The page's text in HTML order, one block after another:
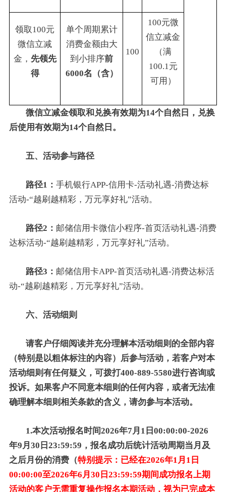
领取100元
微信立减
金， 先领先
得
单个周期累计
消费金额由大
到小排序前
6000名（含）
100
100元微
信立减金
（满
100.1元
可用）
微信立减金领取和兑换有效期为14个自然日，兑换
后使用有效期为14个自然日。
五、活动参与路径
路径1：手机银行APP-信用卡-活动礼遇-消费达标
活动-“越刷越精彩，万元享好礼”活动。
路径2： 邮储信用卡微信小程序-首页活动礼遇-消费
达标活动-“越刷越精彩，万元享好礼”活动。
路径3： 邮储信用卡APP-首页活动礼遇-消费达标活
动-“越刷越精彩，万元享好礼”活动。
六、活动细则
请客户仔细阅读并充分理解本活动细则的全部内容
（特别是以粗体标注的内容）后参与活动，若客户对本
活动细则有任何疑义，可拨打400-889-5580进行咨询或
投诉。如果客户不同意本细则的任何内容，或者无法准
确理解本细则相关条款的含义，请勿参与本活动。
1.本次活动报名时间2026年7月1日00:00:00-2026
年9月30日23:59:59，报名成功后统计活动周期当月及
之后月份的消费（特别提示：已经在2026年1月1日
00:00:00至2026年6月30日23:59:59期间成功报名上期
活动的客户无需重复操作报名本期活动，视为已完成本